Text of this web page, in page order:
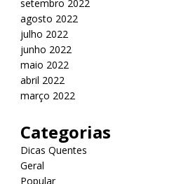
setembro 2022
agosto 2022
julho 2022
junho 2022
maio 2022
abril 2022
março 2022
Categorias
Dicas Quentes
Geral
Popular